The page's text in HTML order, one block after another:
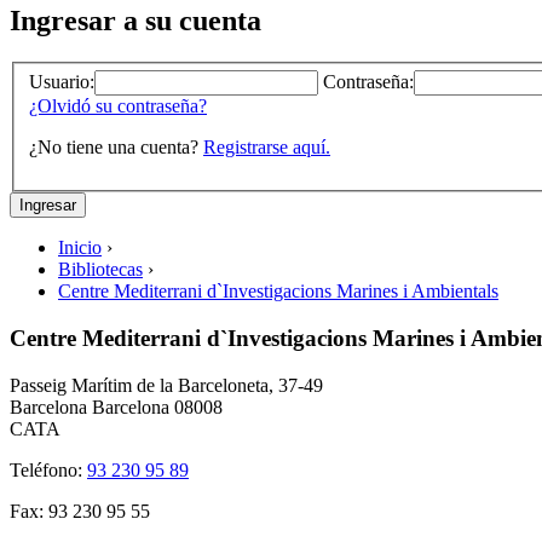
Ingresar a su cuenta
Usuario:
Contraseña:
¿Olvidó su contraseña?
¿No tiene una cuenta? Registrarse aquí.
Inicio ›
Bibliotecas ›
Centre Mediterrani d`Investigacions Marines i Ambientals
Centre Mediterrani d`Investigacions Marines i
Passeig Marítim de la Barceloneta, 37-49
Barcelona Barcelona 08008
CATA
Teléfono: 93 230 95 89
Fax: 93 230 95 55